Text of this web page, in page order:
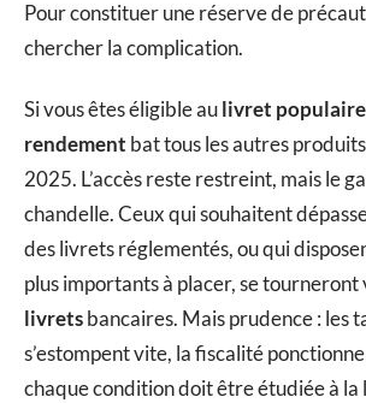
Pour constituer une réserve de
chercher la complication.
Si vous êtes éligible aulivret populaire
rendement bat tous les autres
2025. L’accès reste restreint, mais le
chandelle. Ceux qui souhaitent
des livrets réglementés, ou qui
plus importants à placer, se tourneront
livretsbancaires. Mais prudence : les
s’estompent vite, la fiscalité
chaque condition doit être étudiée à la